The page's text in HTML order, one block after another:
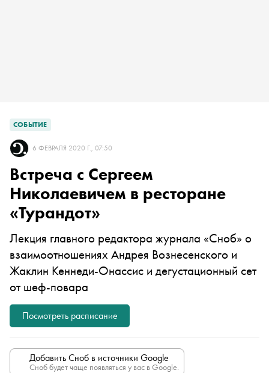
СОБЫТИЕ
6 ФЕВРАЛЯ 2020 Г., 07:50
Встреча с Сергеем
Николаевичем в ресторане
«Турандот»
Лекция главного редактора журнала «Сноб» о
взаимоотношениях Андрея Вознесенского и
Жаклин Кеннеди-Онассис и дегустационный сет
от шеф-повара
Посмотреть расписание
Добавить Сноб в источники Google
Сноб будет чаще появляться у вас в Google.